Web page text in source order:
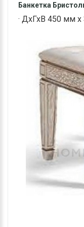
Банкетка
· ДхГхВ 450 мм